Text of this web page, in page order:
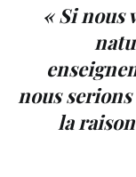
« Si nous
nous
la